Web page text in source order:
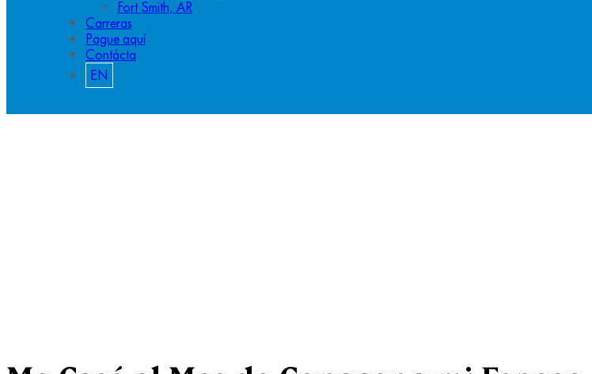
Fort Smith, AR
Carreras
Pague aquí
Contácta
EN